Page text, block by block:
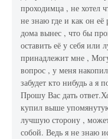
проходимца , не хотел
не знаю где и как он
дома вынес , что бы
оставить её у себя или
принадлежит мне ,
вопрос , у меня
забудет кто нибудь а я
Прошу Вас дать
купил выше
лучшую сторону ,
собой. Ведь я не знаю